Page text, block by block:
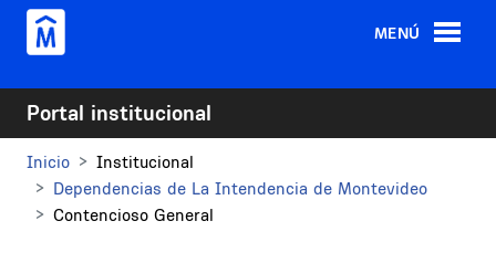
Pasar al contenido principal
MENÚ
Portal institucional
Inicio
Institucional
Dependencias de La Intendencia de Montevideo
Contencioso General